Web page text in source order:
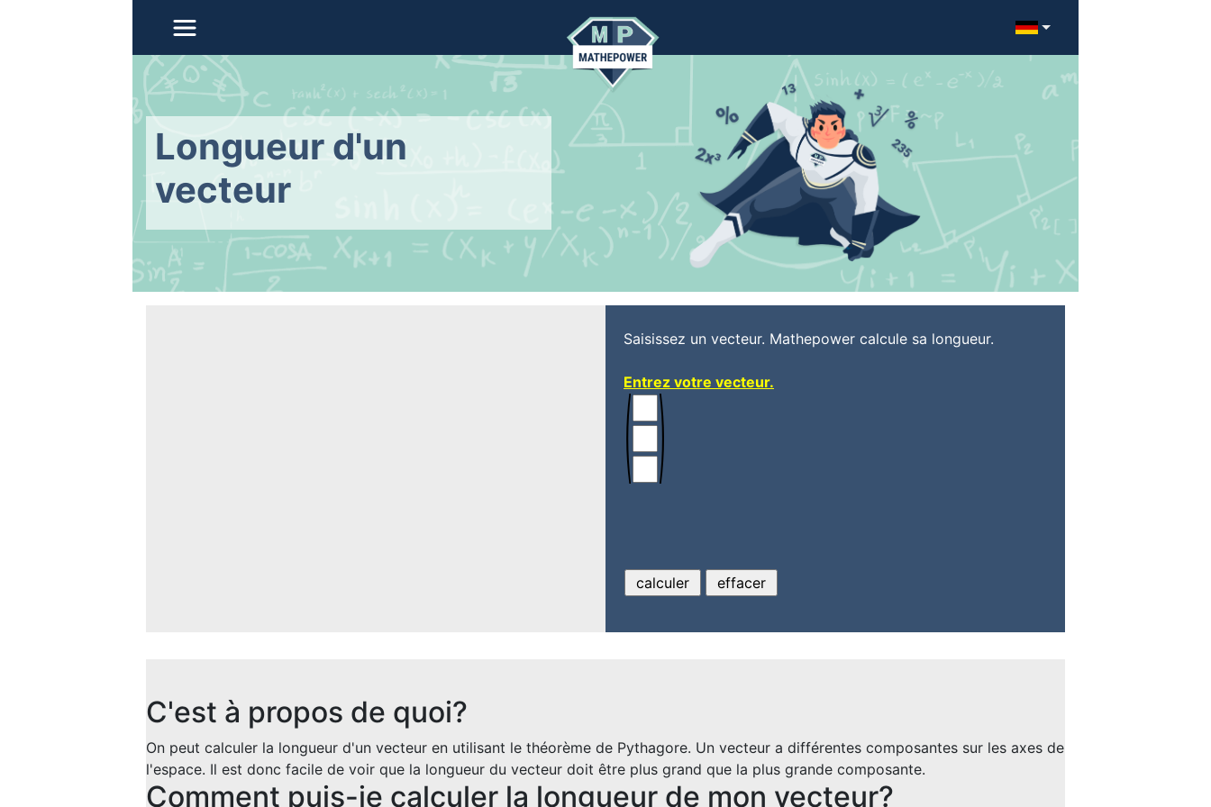
Longueur d'un
vecteur
Saisissez un vecteur. Mathepower calcule sa longueur.
Entrez votre vecteur.
C'est à propos de quoi?
On peut calculer la longueur d'un vecteur en utilisant le théorème de Pythagore. Un vecteur a différentes composantes sur les axes de
l'espace. Il est donc facile de voir que la longueur du vecteur doit être plus grand que la plus grande composante.
Comment puis-je calculer la longueur de mon vecteur?